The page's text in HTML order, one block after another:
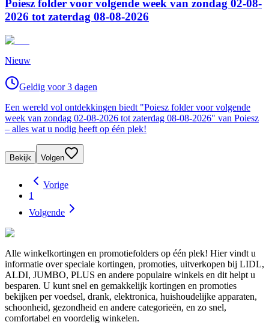
Poiesz folder voor volgende week van zondag 02-08-
2026 tot zaterdag 08-08-2026
Nieuw
Geldig voor 3 dagen
Een wereld vol ontdekkingen biedt "Poiesz folder voor volgende
week van zondag 02-08-2026 tot zaterdag 08-08-2026" van Poiesz
– alles wat u nodig heeft op één plek!
Bekijk Volgen
Vorige
1
Volgende
Alle winkelkortingen en promotiefolders op één plek! Hier vindt u
informatie over speciale kortingen, promoties, uitverkopen bij LIDL,
ALDI, JUMBO, PLUS en andere populaire winkels en dit helpt u
besparen. U kunt snel en gemakkelijk kortingen en promoties
bekijken per voedsel, drank, elektronica, huishoudelijke apparaten,
schoonheid, gezondheid en andere categorieën, en zo snel,
comfortabel en voordelig winkelen.